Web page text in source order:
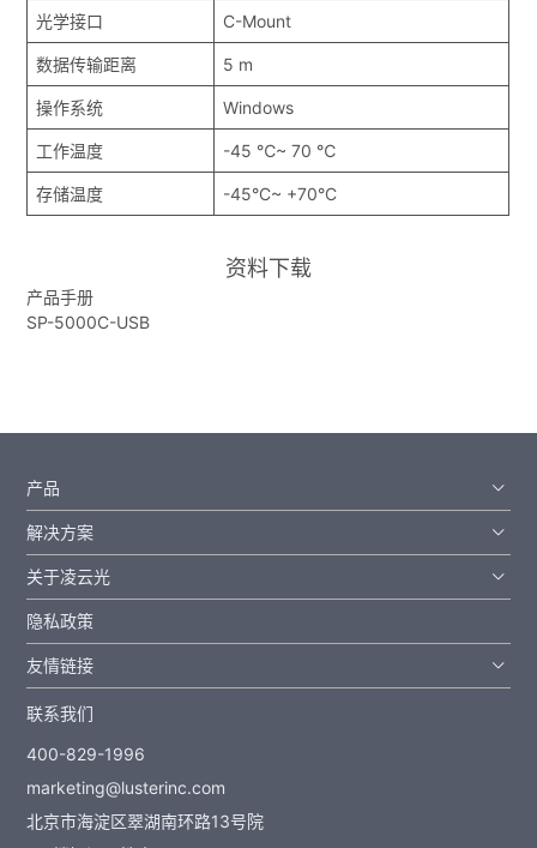
光学接口 C-Mount
数据传输距离 5 m
操作系统 Windows
工作温度 -45 ℃~ 70 ℃
存储温度 -45°C~ +70°C
资料下载
产品手册
SP-5000C-USB
产品
解决方案
关于凌云光
隐私政策
友情链接
联系我们
400-829-1996
marketing@lusterinc.com
北京市海淀区翠湖南环路13号院